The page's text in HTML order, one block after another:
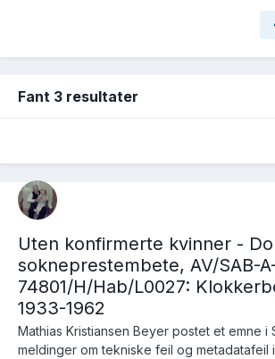
Fant 3 resultater
Uten konfirmerte kvinner -
sokneprestembete, AV/SAB-
74801/H/Hab/L0027:
1933-1962
Mathias Kristiansen Beyer postet et emne i
meldinger om tekniske feil og metadatafeil